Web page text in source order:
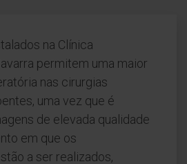
na Clínica
permitem uma maior
nas cirurgias
uma vez que é
de elevada qualidade
em que os
a ser realizados,